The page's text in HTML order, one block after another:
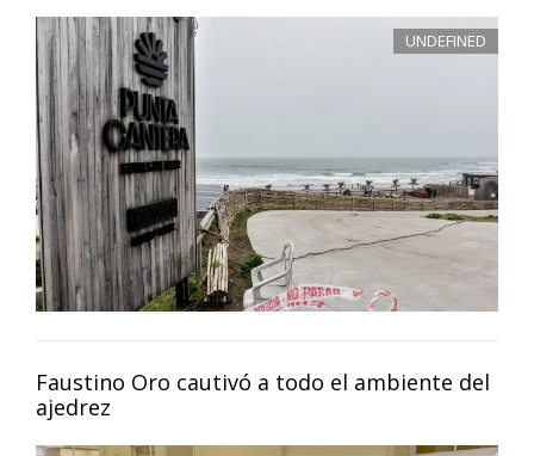
UNDEFINED
Faustino Oro cautivó a todo el ambiente del
ajedrez